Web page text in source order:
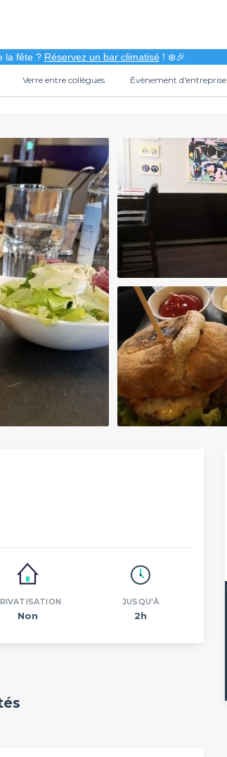
la fête ? Réservez un bar climatisé! ❄️🎉
Verre entre collègues Évènement d'entreprise
Non
JUSQU'À
2h